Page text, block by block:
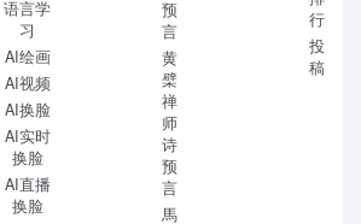
语言学
习
AI绘画
AI视频
AI换脸
AI实时
换脸
AI直播
换脸
预
言
黄
檗
禅
师
诗
预
言
馬
行
投
稿